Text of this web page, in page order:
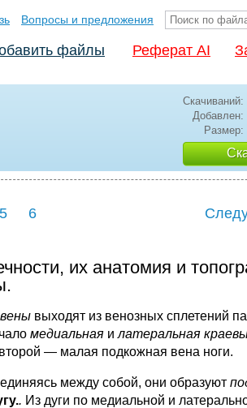
Вопросы и предложения
файлы Реферат AI
Скачиваний:
Добавлен:
Размер:
5 6
их анатомия и
выходят из ве­нозных сплетений
медиальная и латеральная
— малая подкожная вена ноги.
между собой, они образуют
. Из дуги по медиальной и